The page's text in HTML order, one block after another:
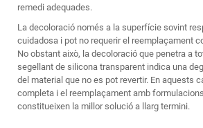
remedi adequades.
La decoloració només a la superfície sovint
cuidadosa i pot no requerir el reemplaçament
No obstant això, la decoloració que penetra a
segellant de silicona transparent indica una
del material que no es pot revertir. En aquests
completa i el reemplaçament amb
constitueixen la millor solució a llarg termini.